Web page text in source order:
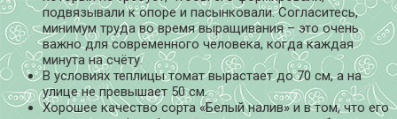
подвязывали к опоре и пасынковали. Согласитесь,
минимум труда во время выращивания – это очень
важно для современного человека, когда каждая
минута на счёту.
В условиях теплицы томат вырастает до 70 см, а на
улице не превышает 50 см.
Хорошее качество сорта «Белый налив» и в том, что его